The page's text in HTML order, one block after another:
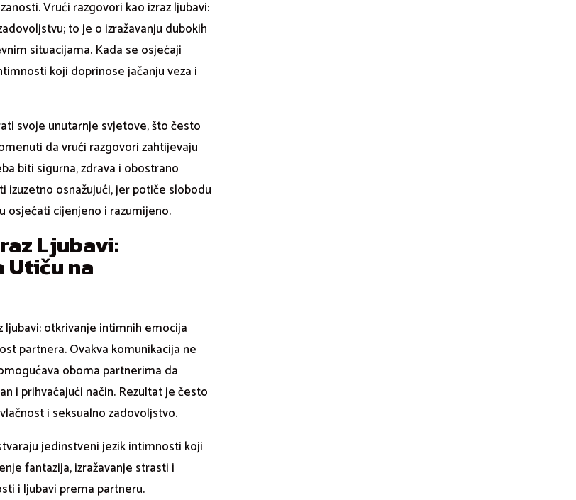
Vrući razgovori kao izraz ljubavi:
to je o izražavanju dubokih
situacijama. Kada se osjećaji
koji doprinose jačanju veza i
svoje unutarnje svjetove, što često
da vrući razgovori zahtijevaju
biti sigurna, zdrava i obostrano
izuzetno osnažujući, jer potiče slobodu
osjećati cijenjeno i razumijeno.
Ljubavi:
na
ljubavi: otkrivanje intimnih emocija
partnera. Ovakva komunikacija ne
oboma partnerima da
i prihvaćajući način. Rezultat je često
i seksualno zadovoljstvo.
jedinstveni jezik intimnosti koji
fantazija, izražavanje strasti i
i ljubavi prema partneru.